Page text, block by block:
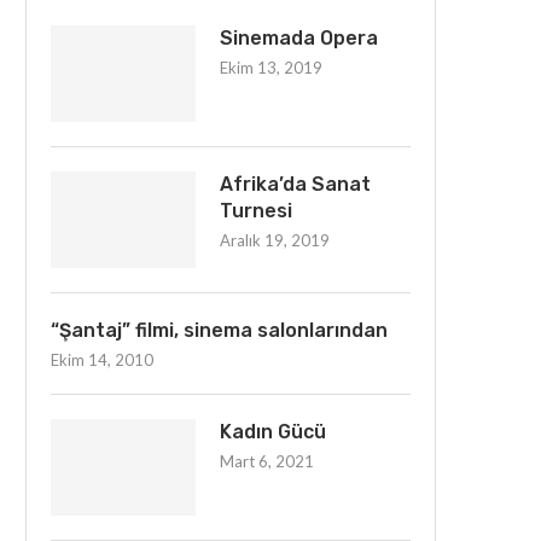
Sinemada Opera
Ekim 13, 2019
Afrika’da Sanat
Turnesi
Aralık 19, 2019
“Şantaj” filmi, sinema salonlarından
Ekim 14, 2010
Kadın Gücü
Mart 6, 2021